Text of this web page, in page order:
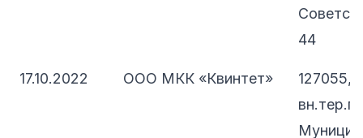
44
17.10.2022 ООО МКК «Квинтет»
127055,
вн.тер.г.